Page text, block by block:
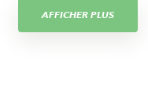
AFFICHER PLUS